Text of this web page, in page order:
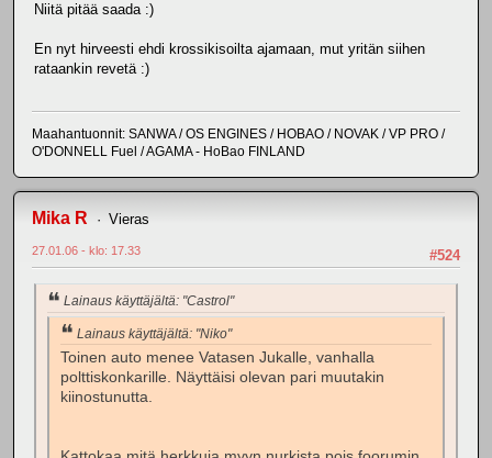
Niitä pitää saada :)
En nyt hirveesti ehdi krossikisoilta ajamaan, mut yritän siihen
rataankin revetä :)
Maahantuonnit: SANWA / OS ENGINES / HOBAO / NOVAK / VP PRO /
O'DONNELL Fuel / AGAMA - HoBao FINLAND
Mika R Vieras
#524
27.01.06 - klo: 17.33
Lainaus käyttäjältä: "Castrol"
Lainaus käyttäjältä: "Niko"
Toinen auto menee Vatasen Jukalle, vanhalla
polttiskonkarille. Näyttäisi olevan pari muutakin
kiinostunutta.